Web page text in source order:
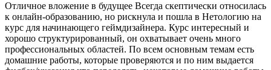
Отличное вложение в будущее Всегда скептически относилась
к онлайн-образованию, но рискнула и пошла в Нетологию на
курс для начинающего геймдизайнера. Курс интересный и
хорошо структурированный, он охватывает очень много
профессиональных областей. По всем основным темам есть
домашние работы, которые проверяются и по ним выдается